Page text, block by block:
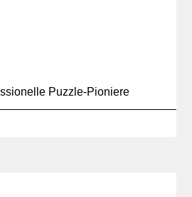
Puzzle-Pioniere